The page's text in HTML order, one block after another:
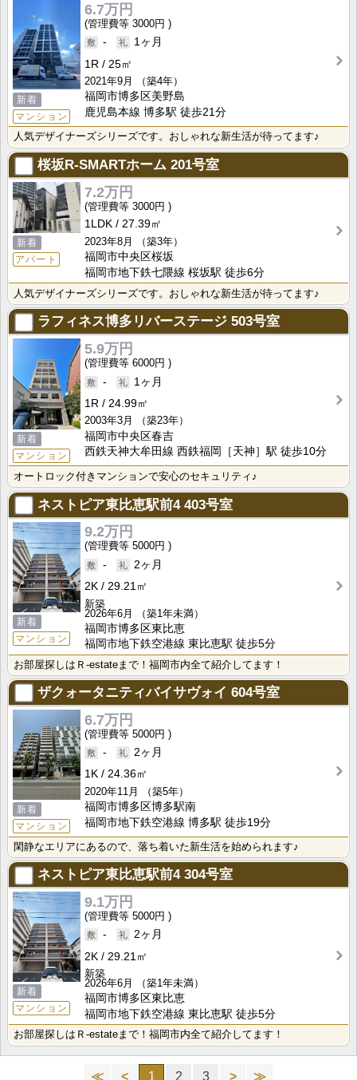
新着
マンション
6.7万円
3000円
-
1ヶ月
1R
25㎡
2021年9月
（築4年）
福岡市博多区美野島
鹿児島本線 博多駅 徒歩21分
人気デザイナーズシリーズです。おしゃれな新生活が待ってます♪
桜坂R-SMARTホーム 201号室
新着
アパート
7.2万円
3000円
1LDK
27.39㎡
2023年8月
（築3年）
福岡市中央区桜坂
福岡市地下鉄七隈線 桜坂駅 徒歩6分
人気デザイナーズシリーズです。おしゃれな新生活が待ってます♪
ラフィネス博多リバーステージ 503号室
新着
マンション
5.9万円
6000円
-
1ヶ月
1R
24.99㎡
2003年3月
（築23年）
福岡市中央区春吉
西鉄天神大牟田線 西鉄福岡［天神］駅 徒歩10分
オートロック付きマンションで安心のセキュリティ♪
ネストピア東比恵駅前4403号室
新着
マンション
9.2万円
5000円
-
2ヶ月
2K
29.21㎡
新築
2026年6月
（築1年未満）
福岡市博多区東比恵
福岡市地下鉄空港線 東比恵駅 徒歩5分
お部屋探しはＲ-estateまで！福岡市内全て紹介してます！
ザクォータニティバイサヴォイ 604号室
新着
マンション
6.7万円
5000円
-
2ヶ月
1K
24.36㎡
2020年11月
（築5年）
福岡市博多区博多駅南
福岡市地下鉄空港線 博多駅 徒歩19分
閑静なエリアにあるので、落ち着いた新生活を始められます♪
ネストピア東比恵駅前4304号室
新着
マンション
9.1万円
5000円
-
2ヶ月
2K
29.21㎡
新築
2026年6月
（築1年未満）
福岡市博多区東比恵
福岡市地下鉄空港線 東比恵駅 徒歩5分
お部屋探しはＲ-estateまで！福岡市内全て紹介してます！
≪ < 1 2 3 > ≫